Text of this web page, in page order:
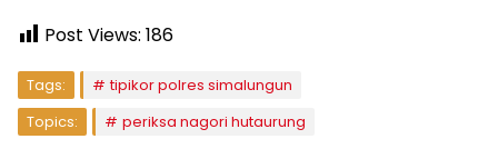
Post Views: 186
Tags:
tipikor polres simalungun
Topics:
periksa nagori hutaurung